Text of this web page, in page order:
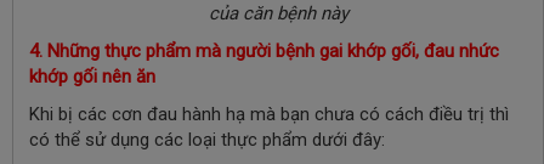
của căn bệnh này
4. Những thực phẩm mà người bệnh gai khớp gối, đau nhức
khớp gối nên ăn
Khi bị các cơn đau hành hạ mà bạn chưa có cách điều trị thì
có thể sử dụng các loại thực phẩm dưới đây: